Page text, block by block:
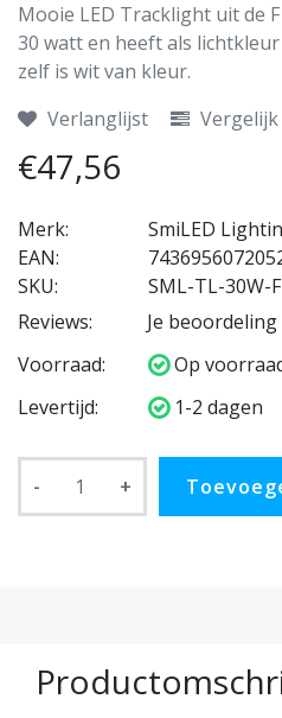
Mooie LED Tracklight uit de
30 watt en heeft als
zelf is wit van kleur.
Verlanglijst
Vergelijk
€47,56
Merk:
SmiLED
EAN:
SKU:
SML-TL-30W-
Reviews:
Je
Voorraad:
Op
Levertijd:
1-2 dagen
- +